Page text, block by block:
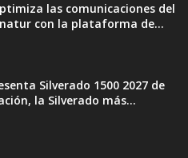
las comunicaciones del
con la plataforma de...
Silverado 1500 2027 de
la Silverado más...